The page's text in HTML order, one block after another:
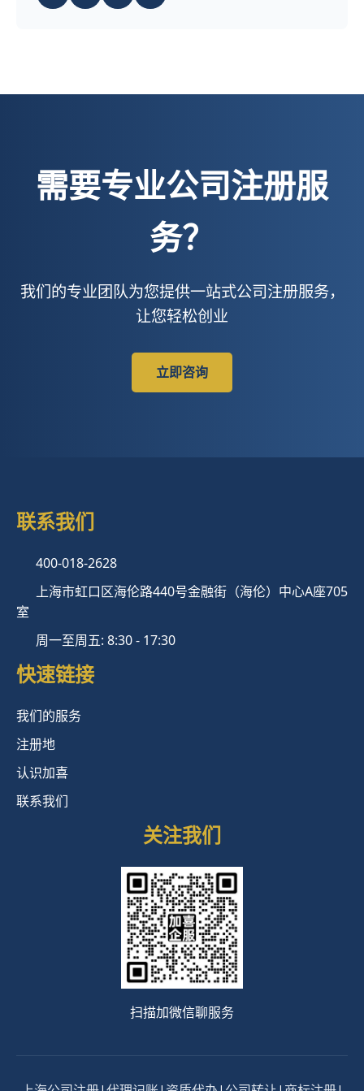
需要专业公司注册服
务？
我们的专业团队为您提供一站式公司注册服务，
让您轻松创业
立即咨询
联系我们
400-018-2628
上海市虹口区海伦路440号金融街（海伦）中心A座705
室
周一至周五: 8:30 - 17:30
快速链接
我们的服务
注册地
认识加喜
联系我们
关注我们
扫描加微信聊服务